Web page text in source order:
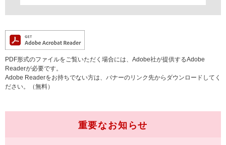
PDF形式のファイルをご覧いただく場合には、Adobe社が提供するAdobe
Readerが必要です。
Adobe Readerをお持ちでない方は、バナーのリンク先からダウンロードしてく
ださい。（無料）
重要なお知らせ